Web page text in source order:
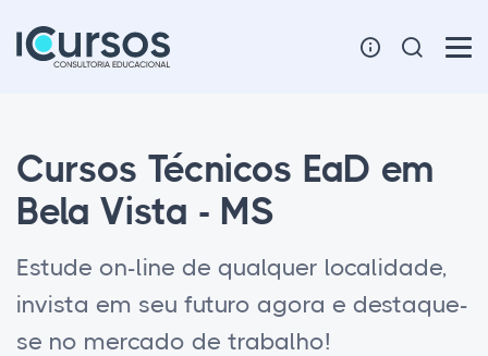
Cursos Técnicos EaD em
Bela Vista - MS
Estude on-line de qualquer localidade,
invista em seu futuro agora e destaque-
se no mercado de trabalho!